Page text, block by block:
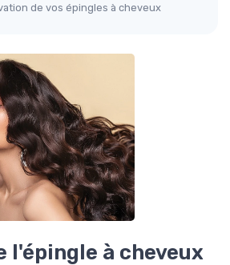
de vos épingles à cheveux
l'épingle à cheveux